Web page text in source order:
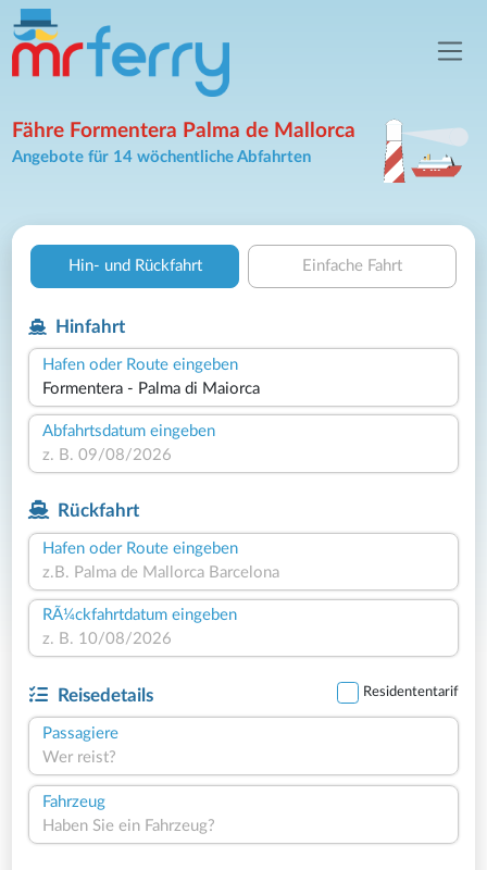
Fähre Formentera Palma de Mallorca
Angebote für 14 wöchentliche Abfahrten
Hin- und Rückfahrt Einfache Fahrt
Hinfahrt
Hafen oder Route eingeben
Abfahrtsdatum eingeben
Rückfahrt
Hafen oder Route eingeben
RÃ¼ckfahrtdatum eingeben
Reisedetails Residententarif
Passagiere
Wer reist?
Fahrzeug
Haben Sie ein Fahrzeug?